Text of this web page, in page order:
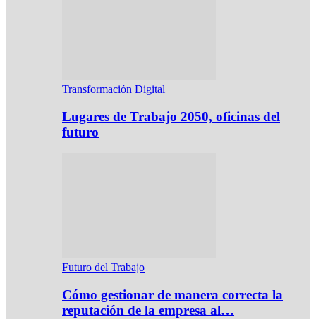
Transformación Digital
Lugares de Trabajo 2050, oficinas del
futuro
Futuro del Trabajo
Cómo gestionar de manera correcta la
reputación de la empresa al…